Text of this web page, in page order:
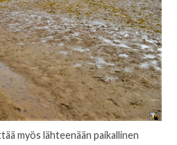
myös lähteenään paikallinen